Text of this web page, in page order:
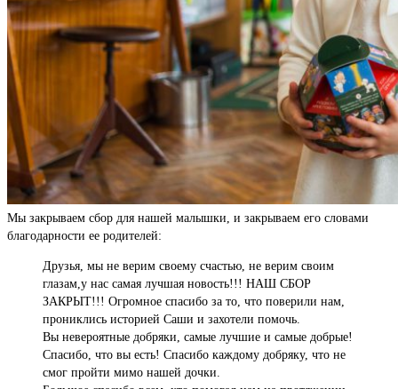
Мы закрываем сбор для нашей малышки, и закрываем его словами
благодарности ее родителей:
Друзья, мы не верим своему счастью, не верим своим
глазам,у нас самая лучшая новость!!! НАШ СБОР
ЗАКРЫТ!!! Огромное спасибо за то, что поверили нам,
прониклись историей Саши и захотели помочь.
Вы невероятные добряки, самые лучшие и самые добрые!
Спасибо, что вы есть! Спасибо каждому добряку, что не
смог пройти мимо нашей дочки.